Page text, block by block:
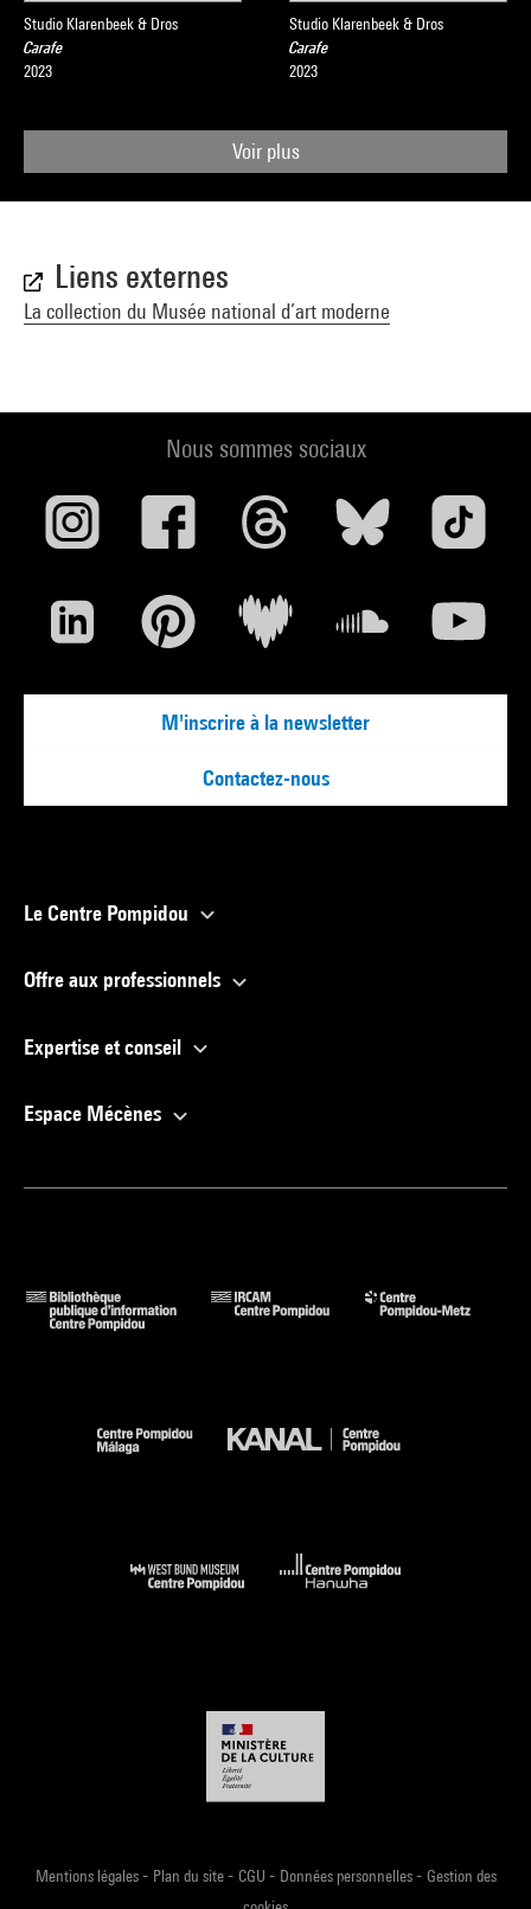
Studio Klarenbeek & Dros
Carafe
2023
Studio Klarenbeek & Dros
Carafe
2023
Voir plus
Liens externes
La collection du Musée national d’art moderne
Nous sommes sociaux
M'inscrire à la newsletter
Contactez-nous
Le Centre Pompidou
Offre aux professionnels
Expertise et conseil
Espace Mécènes
Mentions légales- Plan du site- CGU - Données personnelles- Gestion des